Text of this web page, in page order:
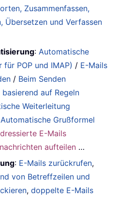
Zusammenfassen,
Übersetzen und Verfassen
: Automatische
POP und IMAP) / E-Mails
/ Beim Senden
auf Regeln
Weiterleitung
Automatische Grußformel
E-Mails
aufteilen …
: E-Mails zurückrufen,
von Betreffzeilen und
,doppelte E-Mails